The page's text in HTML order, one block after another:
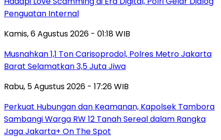
Penguatan Internal
Kamis, 6 Agustus 2026 - 01:18 WIB
Musnahkan 1,1 Ton Carisoprodol, Polres Metro Jakarta
Barat Selamatkan 3,5 Juta Jiwa
Rabu, 5 Agustus 2026 - 17:26 WIB
Perkuat Hubungan dan Keamanan, Kapolsek Tambora
Sambangi Warga RW 12 Tanah Sereal dalam Rangka
Jaga Jakarta+ On The Spot